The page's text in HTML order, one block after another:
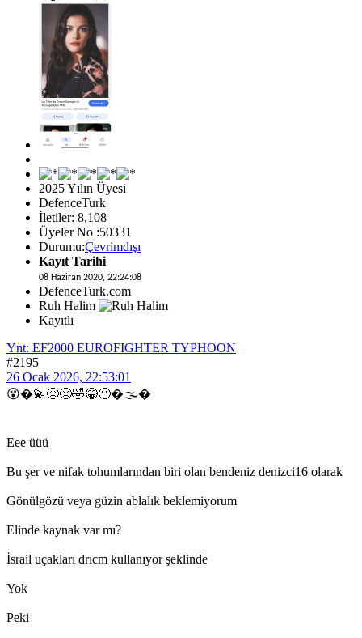
2025 Yılın Üyesi
DefenceTurk
İletiler: 8,108
Üyeler No :50331
Durumu:Çevrimdışı
Kayıt Tarihi
08 Haziran 2020, 22:24:08
DefenceTurk.com
Ruh Halim
Kayıtlı
Ynt: EF2000 EUROFIGHTER TYPHOON
#2195
26 Ocak 2026, 22:53:01
😵�💫😖😣🤣😂😶�🌫�
Eee üüü
Bu şer ve nifak tohumlarından biri olan bendeniz denizci16 olarak
Gönülgözü veya güzin ablalık beklemiyorum
Elinde kaynak var mı?
İsrail uçakları drıcm kullanıyor şeklinde
Yok
Peki